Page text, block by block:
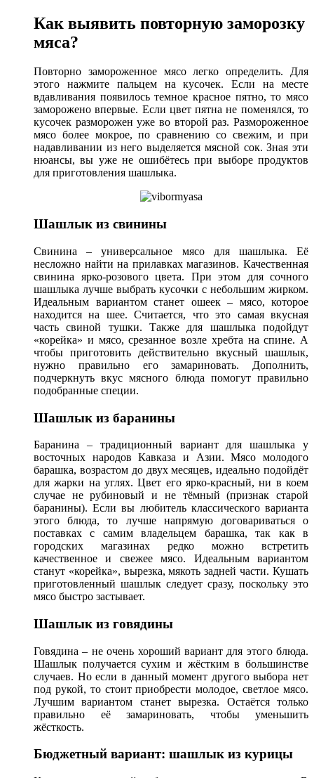
Как выявить повторную заморозку
мяса?
Повторно замороженное мясо легко определить. Для
этого нажмите пальцем на кусочек. Если на месте
вдавливания появилось темное красное пятно, то мясо
заморожено впервые. Если цвет пятна не поменялся, то
кусочек разморожен уже во второй раз. Размороженное
мясо более мокрое, по сравнению со свежим, и при
надавливании из него выделяется мясной сок. Зная эти
нюансы, вы уже не ошибётесь при выборе продуктов
для приготовления шашлыка.
Шашлык из свинины
Свинина – универсальное мясо для шашлыка. Её
несложно найти на прилавках магазинов. Качественная
свинина ярко-розового цвета. При этом для сочного
шашлыка лучше выбрать кусочки с небольшим жирком.
Идеальным вариантом станет ошеек – мясо, которое
находится на шее. Считается, что это самая вкусная
часть свиной тушки. Также для шашлыка подойдут
«корейка» и мясо, срезанное возле хребта на спине. А
чтобы приготовить действительно вкусный шашлык,
нужно правильно его замариновать. Дополнить,
подчеркнуть вкус мясного блюда помогут правильно
подобранные специи.
Шашлык из баранины
Баранина – традиционный вариант для шашлыка у
восточных народов Кавказа и Азии. Мясо молодого
барашка, возрастом до двух месяцев, идеально подойдёт
для жарки на углях. Цвет его ярко-красный, ни в коем
случае не рубиновый и не тёмный (признак старой
баранины). Если вы любитель классического варианта
этого блюда, то лучше напрямую договариваться о
поставках с самим владельцем барашка, так как в
городских магазинах редко можно встретить
качественное и свежее мясо. Идеальным вариантом
станут «корейка», вырезка, мякоть задней части. Кушать
приготовленный шашлык следует сразу, поскольку это
мясо быстро застывает.
Шашлык из говядины
Говядина – не очень хороший вариант для этого блюда.
Шашлык получается сухим и жёстким в большинстве
случаев. Но если в данный момент другого выбора нет
под рукой, то стоит приобрести молодое, светлое мясо.
Лучшим вариантом станет вырезка. Остаётся только
правильно её замариновать, чтобы уменьшить
жёсткость.
Бюджетный вариант: шашлык из курицы